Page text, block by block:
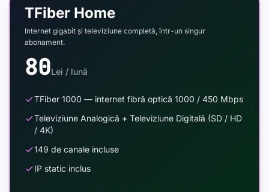
TFiber Home
Internet gigabit și televiziune completă, într-un singur
abonament.
80Lei / lună
TFiber 1000 — internet fibră optică 1000 / 450 Mbps
Televiziune Analogică + Televiziune Digitală (SD / HD
/ 4K)
149 de canale incluse
IP static inclus